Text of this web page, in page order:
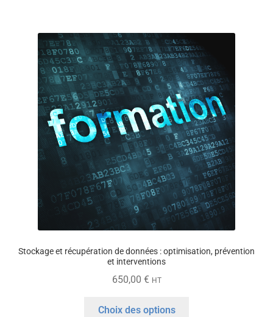
Les
options
peuvent
être
choisies
sur
la
page
du
produit
Stockage et récupération de données : optimisation, prévention
et interventions
650,00 € HT
Choix des options